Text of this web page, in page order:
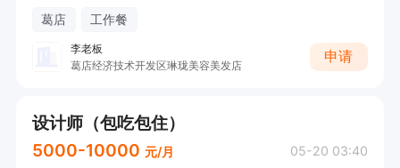
葛店 工作餐
李老板
葛店经济技术开发区琳珑美容美发店
申请
设计师（包吃包住）
5000-10000 元/月 05-20 03:40